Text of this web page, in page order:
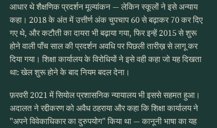
आधार थे शैक्षणिक प्रदर्शन मूल्यांकन — लेकिन स्कूलों ने इसे अन्याय
कहा। 2018 के अंत में उत्तीर्ण अंक चुपचाप 60 से बढ़ाकर 70 कर दिए
गए थे, और कटौती का दायरा भी बढ़ाया गया, फिर इन्हें 2015 से शुरू
होने वाली पाँच साल की प्रदर्शन अवधि पर पिछली तारीख़ से लागू कर
दिया गया। शिक्षा कार्यालय के विरोधियों ने इसे वही कहा जो यह दिखता
था: खेल शुरू होने के बाद नियम बदल देना।
फ़रवरी 2021 में सियोल प्रशासनिक न्यायालय भी इससे सहमत हुआ।
अदालत ने रद्दीकरण को अवैध ठहराया और कहा कि शिक्षा कार्यालय ने
"अपने विवेकाधिकार का दुरुपयोग" किया था — कानूनी भाषा का यह